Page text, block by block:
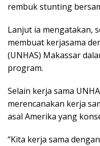
rembuk stunting
Lanjut ia mengatakan,
membuat kerjasama
(UNHAS) Makassar
program.
Selain kerja sama
merencanakan kerja
asal Amerika yang
“Kita kerja sama